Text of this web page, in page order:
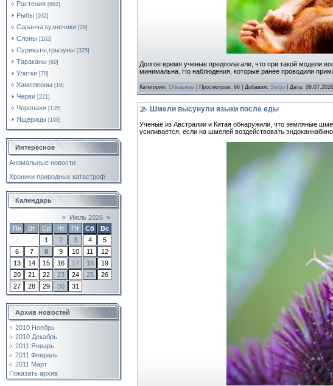
Растения [662]
Рыбы [932]
Саранча,кузнечики [29]
Слоны [162]
Сурикаты,грызуны [325]
Тараканы [60]
Улитки [79]
Хамелеоны [19]
Черви [221]
Черепахи [135]
Ящерицы [198]
Интересное
Аномальные новости
Хроники природных катастроф
Календарь
« Июль 2026 »
Пн
Вт Ср Чт Пт Сб
Вс
1
2 3 4
5
6
7 8 9 10 11
12
13
14 15 16 17 18
19
20
21 22 23 24 25
26
27
28 29 30 31
Архив новостей
2010 Ноябрь
2010 Декабрь
2011 Январь
2011 Февраль
2011 Март
Показать архив
Долгое время ученые предполагали, что при такой модели
минимальна. Но наблюдения, которые ранее проводили
Категория: Обезьяны | Просмотров: 66 | Добавил: Sergo | Дата: 08.07.2026
Шмели высунули языки после еды
Ученые из Австралии и Китая обнаружили, что земляные
усиливается, если на шмелей воздействовать